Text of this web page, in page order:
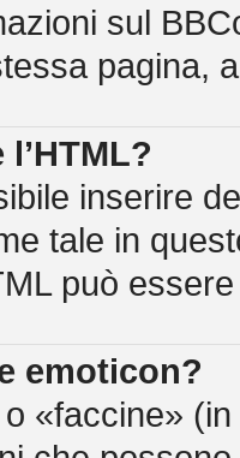
sul
pagina,
inserire
tale in
può
emoticon?
«faccine»